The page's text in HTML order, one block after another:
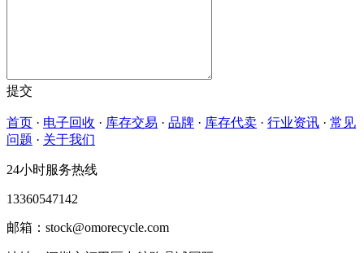
提交
首页 · 电子回收 · 库存交易 · 品牌 · 库存代卖 · 行业资讯 · 常见
问题 · 关于我们
24小时服务热线
13360547142
邮箱：stock@omorecycle.com